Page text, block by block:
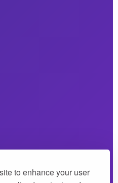
to enhance your user